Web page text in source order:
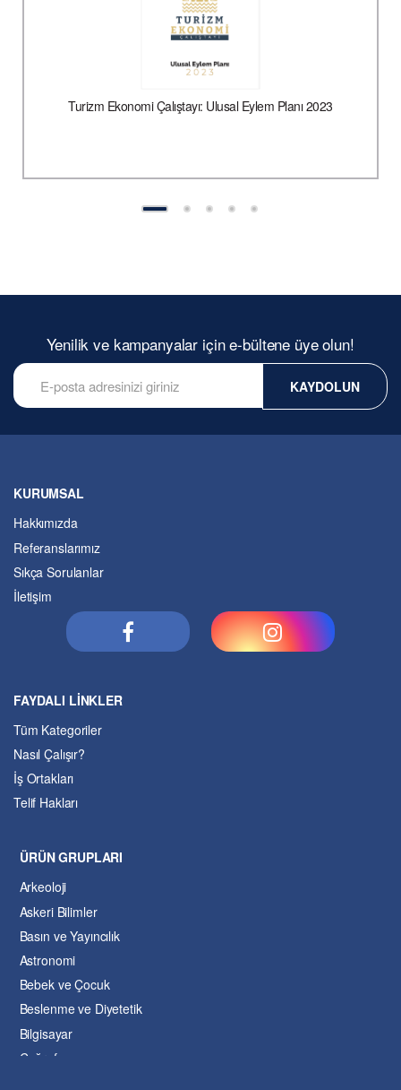
Turizm Ekonomi Çalıştayı: Ulusal Eylem Planı 2023
Yenilik ve kampanyalar için e-bültene üye olun!
KAYDOLUN
KURUMSAL
Hakkımızda
Referanslarımız
Sıkça Sorulanlar
İletişim
FAYDALI LİNKLER
Tüm Kategoriler
Nasıl Çalışır?
İş Ortakları
Telif Hakları
ÜRÜN GRUPLARI
Arkeoloji
Askeri Bilimler
Basın ve Yayıncılık
Astronomi
Bebek ve Çocuk
Beslenme ve Diyetetik
Bilgisayar
Coğrafya